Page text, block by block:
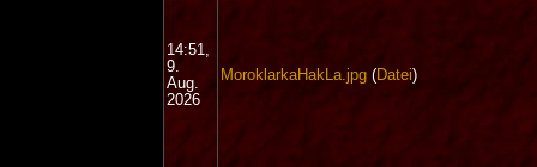
14:51,
9.
Aug.
2026
MoroklarkaHakLa.jpg(Datei)